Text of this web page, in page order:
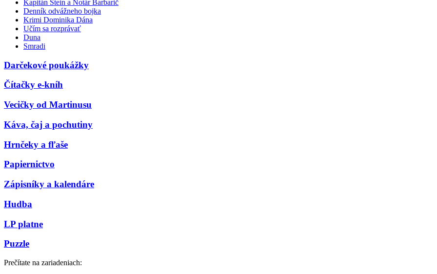
Kapitán Stein a Notár Barbarič
Denník odvážneho bojka
Krimi Dominika Dána
Učím sa rozprávať
Duna
Smradi
Darčekové poukážky
Čítačky e-kníh
Vecičky od Martinusu
Káva, čaj a pochutiny
Hrnčeky a fľaše
Papiernictvo
Zápisníky a kalendáre
Hudba
LP platne
Puzzle
Prečítate na zariadeniach: